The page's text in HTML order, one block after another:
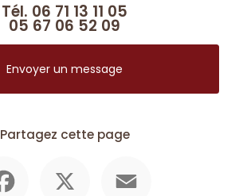
Tél. 06 71 13 11 05
05 67 06 52 09
Envoyer un message
Partagez cette page